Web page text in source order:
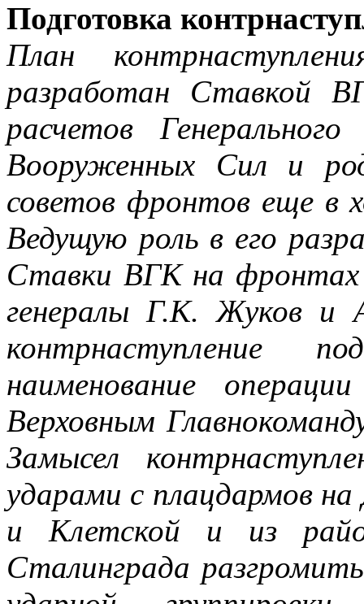
Подготовка
План
разработан Ставкой
расчетов
Вооруженных Сил и
советов фронтов еще в
Ведущую роль в его
Ставки ВГК на фронтах
генералы Г.К. Жуков и
контрнаступление
наименование
Верховным
Замысел
ударами с плацдармов
и Клетской и из
Сталинграда